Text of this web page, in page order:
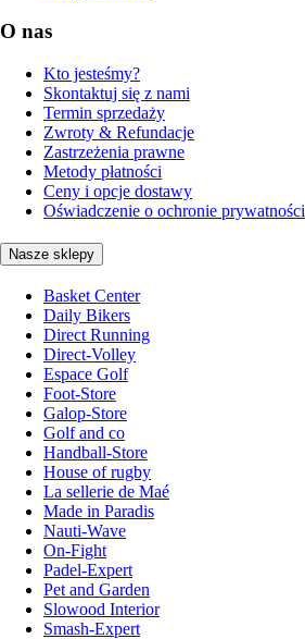
O nas
Kto jesteśmy?
Skontaktuj się z nami
Termin sprzedaży
Zwroty & Refundacje
Zastrzeżenia prawne
Metody płatności
Ceny i opcje dostawy
Oświadczenie o ochronie prywatności
Nasze sklepy
Basket Center
Daily Bikers
Direct Running
Direct-Volley
Espace Golf
Foot-Store
Galop-Store
Golf and co
Handball-Store
House of rugby
La sellerie de Maé
Made in Paradis
Nauti-Wave
On-Fight
Padel-Expert
Pet and Garden
Slowood Interior
Smash-Expert